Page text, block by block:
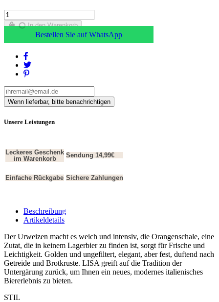
In den Warenkorb
Bestellen Sie auf WhatsApp
Unsere Leistungen
Leckeres Geschenk
im Warenkorb
Sendung 14,99€
Einfache Rückgabe Sichere Zahlungen
Beschreibung
Artikeldetails
Der Urweizen macht es weich und intensiv, die Orangenschale, eine
Zutat, die in keinem Lagerbier zu finden ist, sorgt für Frische und
Leichtigkeit. Golden und ungefiltert, elegant, aber fest, duftend nach
Getreide und Brotkruste. LISA greift auf die Tradition der
Untergärung zurück, um Ihnen ein neues, modernes italienisches
Biererlebnis zu bieten.
STIL